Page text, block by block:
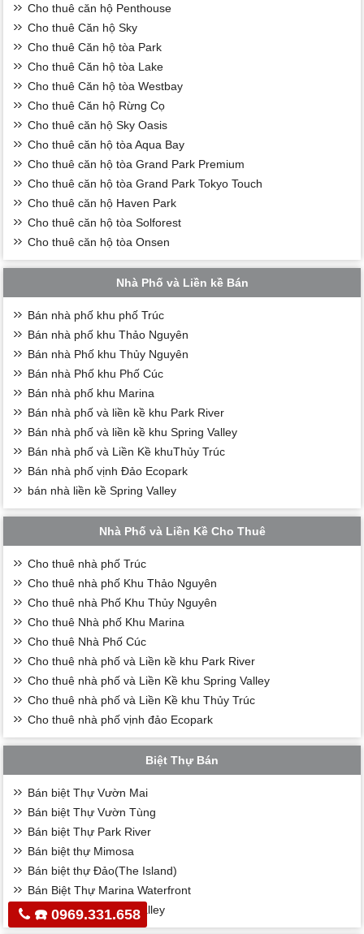
Cho thuê căn hộ Penthouse
Cho thuê Căn hộ Sky
Cho thuê Căn hộ tòa Park
Cho thuê Căn hộ tòa Lake
Cho thuê Căn hộ tòa Westbay
Cho thuê Căn hộ Rừng Cọ
Cho thuê căn hộ Sky Oasis
Cho thuê căn hộ tòa Aqua Bay
Cho thuê căn hộ tòa Grand Park Premium
Cho thuê căn hộ tòa Grand Park Tokyo Touch
Cho thuê căn hộ Haven Park
Cho thuê căn hộ tòa Solforest
Cho thuê căn hộ tòa Onsen
Nhà Phố và Liền kề Bán
Bán nhà phố khu phố Trúc
Bán nhà phố khu Thảo Nguyên
Bán nhà Phố khu Thủy Nguyên
Bán nhà Phố khu Phố Cúc
Bán nhà phố khu Marina
Bán nhà phố và liền kề khu Park River
Bán nhà phố và liền kề khu Spring Valley
Bán nhà phố và Liền Kề khuThủy Trúc
Bán nhà phố vịnh Đảo Ecopark
bán nhà liền kề Spring Valley
Nhà Phố và Liền Kề Cho Thuê
Cho thuê nhà phố Trúc
Cho thuê nhà phố Khu Thảo Nguyên
Cho thuê nhà Phố Khu Thủy Nguyên
Cho thuê Nhà phố Khu Marina
Cho thuê Nhà Phố Cúc
Cho thuê nhà phố và Liền kề khu Park River
Cho thuê nhà phố và Liền Kề khu Spring Valley
Cho thuê nhà phố và Liền Kề khu Thủy Trúc
Cho thuê nhà phố vịnh đảo Ecopark
Biệt Thự Bán
Bán biệt Thự Vườn Mai
Bán biệt Thự Vườn Tùng
Bán biệt Thự Park River
Bán biệt thự Mimosa
Bán biệt thự Đảo(The Island)
Bán Biệt Thự Marina Waterfront
Bán Biệt Thự Spring Valley
☎️ 0969.331.658